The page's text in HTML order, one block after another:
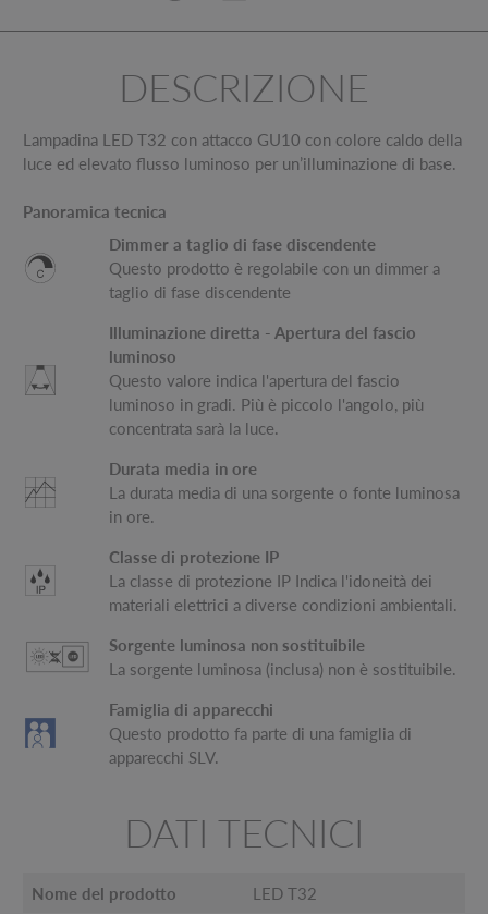
DESCRIZIONE
Lampadina LED T32 con attacco GU10 con colore caldo della
luce ed elevato flusso luminoso per un’illuminazione di base.
Panoramica tecnica
Dimmer a taglio di fase discendente
Questo prodotto è regolabile con un dimmer a
taglio di fase discendente
Illuminazione diretta - Apertura del fascio
luminoso
Questo valore indica l'apertura del fascio
luminoso in gradi. Più è piccolo l'angolo, più
concentrata sarà la luce.
Durata media in ore
La durata media di una sorgente o fonte luminosa
in ore.
Classe di protezione IP
La classe di protezione IP Indica l'idoneità dei
materiali elettrici a diverse condizioni ambientali.
Sorgente luminosa non sostituibile
La sorgente luminosa (inclusa) non è sostituibile.
Famiglia di apparecchi
Questo prodotto fa parte di una famiglia di
apparecchi SLV.
DATI TECNICI
Nome del prodotto LED T32